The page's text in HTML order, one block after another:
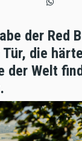
der Red
die
der Welt